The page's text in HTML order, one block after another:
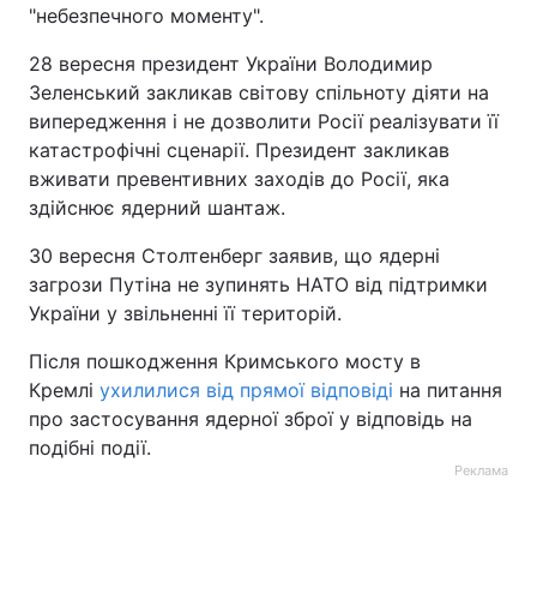
"небезпечного моменту".
28 вересня президент України Володимир
Зеленський закликав світову спільноту діяти на
випередження і не дозволити Росії реалізувати її
катастрофічні сценарії. Президент закликав
вживати превентивних заходів до Росії, яка
здійснює ядерний шантаж.
30 вересня Столтенберг заявив, що ядерні
загрози Путіна не зупинять НАТО від підтримки
України у звільненні її територій.
Після пошкодження Кримського мосту в
Кремлі ухилилися від прямої відповіді на питання
про застосування ядерної зброї у відповідь на
подібні події.
Реклама